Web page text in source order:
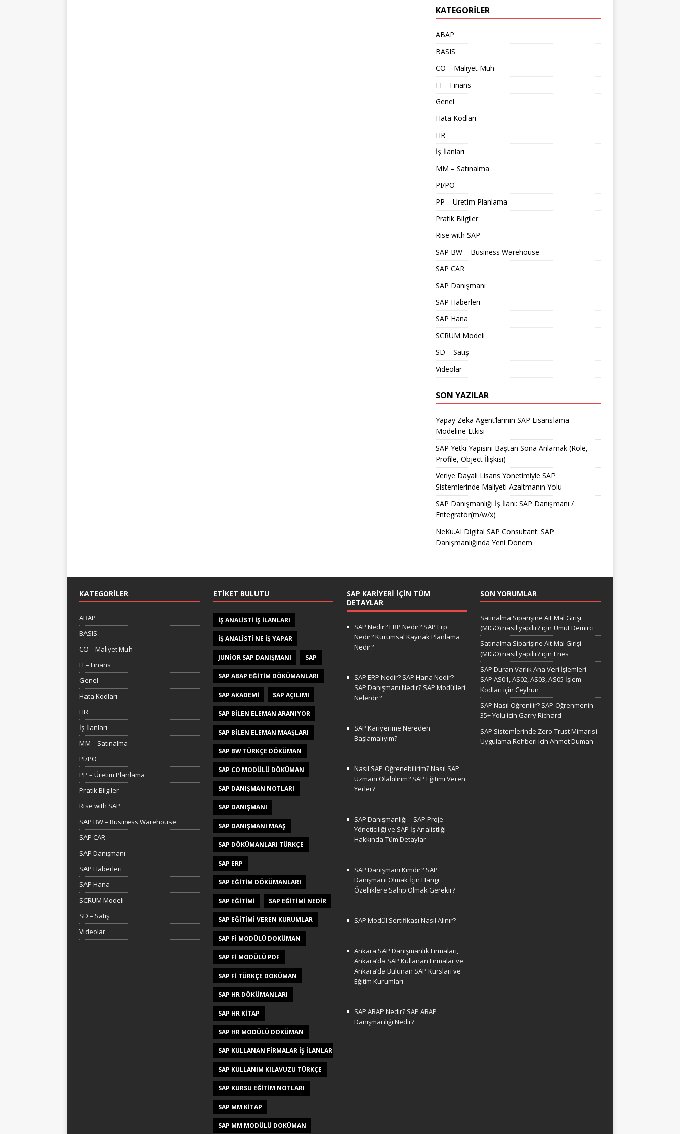
KATEGORILER
ABAP
BASIS
CO – Maliyet Muh
FI – Finans
Genel
Hata Kodları
HR
İş İlanları
MM – Satınalma
PI/PO
PP – Üretim Planlama
Pratik Bilgiler
Rise with SAP
SAP BW – Business Warehouse
SAP CAR
SAP Danışmanı
SAP Haberleri
SAP Hana
SCRUM Modeli
SD – Satış
Videolar
SON YAZILAR
Yapay Zeka Agent’larının SAP Lisanslama
Modeline Etkisi
SAP Yetki Yapısını Baştan Sona Anlamak (Role,
Profile, Object İlişkisi)
Veriye Dayalı Lisans Yönetimiyle SAP
Sistemlerinde Maliyeti Azaltmanın Yolu
SAP Danışmanlığı İş İlanı: SAP Danışmanı /
Entegratör(m/w/x)
NeKu.AI Digital SAP Consultant: SAP
Danışmanlığında Yeni Dönem
KATEGORILER
ABAP
BASIS
CO – Maliyet Muh
FI – Finans
Genel
Hata Kodları
HR
İş İlanları
MM – Satınalma
PI/PO
PP – Üretim Planlama
Pratik Bilgiler
Rise with SAP
SAP BW – Business Warehouse
SAP CAR
SAP Danışmanı
SAP Haberleri
SAP Hana
SCRUM Modeli
SD – Satış
Videolar
ETIKET BULUTU
IŞ ANALISTI IŞ ILANLARI
IŞ ANALISTI NE IŞ YAPAR
JUNIOR SAP DANIŞMANI SAP
SAP ABAP EĞITIM DÖKÜMANLARI
SAP AKADEMI SAP AÇILIMI
SAP BILEN ELEMAN ARANIYOR
SAP BILEN ELEMAN MAAŞLARI
SAP BW TÜRKÇE DÖKÜMAN
SAP CO MODÜLÜ DÖKÜMAN
SAP DANIŞMAN NOTLARI
SAP DANIŞMANI
SAP DANIŞMANI MAAŞ
SAP DÖKÜMANLARI TÜRKÇE
SAP ERP
SAP EĞITIM DÖKÜMANLARI
SAP EĞITIMI SAP EĞITIMI NEDIR
SAP EĞITIMI VEREN KURUMLAR
SAP FI MODÜLÜ DOKÜMAN
SAP FI MODÜLÜ PDF
SAP FI TÜRKÇE DOKÜMAN
SAP HR DÖKÜMANLARI
SAP HR KITAP
SAP HR MODÜLÜ DOKÜMAN
SAP KULLANAN FIRMALAR IŞ ILANLARI
SAP KULLANIM KILAVUZU TÜRKÇE
SAP KURSU EĞITIM NOTLARI
SAP MM KITAP
SAP MM MODÜLÜ DOKÜMAN
SAP KARIYERI İÇIN TÜM
DETAYLAR
SAP Nedir? ERP Nedir? SAP Erp
Nedir? Kurumsal Kaynak Planlama
Nedir?
SAP ERP Nedir? SAP Hana Nedir?
SAP Danışmanı Nedir? SAP Modülleri
Nelerdir?
SAP Kariyerime Nereden
Başlamalıyım?
Nasıl SAP Öğrenebilirim? Nasıl SAP
Uzmanı Olabilirim? SAP Eğitimi Veren
Yerler?
SAP Danışmanlığı – SAP Proje
Yöneticiliği ve SAP İş Analistliği
Hakkında Tüm Detaylar
SAP Danışmanı Kimdir? SAP
Danışmanı Olmak İçin Hangi
Özelliklere Sahip Olmak Gerekir?
SAP Modül Sertifikası Nasıl Alınır?
Ankara SAP Danışmanlık Firmaları,
Ankara’da SAP Kullanan Firmalar ve
Ankara’da Bulunan SAP Kursları ve
Eğitim Kurumları
SAP ABAP Nedir? SAP ABAP
Danışmanlığı Nedir?
SON YORUMLAR
Satınalma Siparişine Ait Mal Girişi
(MIGO) nasıl yapılır?için Umut Demirci
Satınalma Siparişine Ait Mal Girişi
(MIGO) nasıl yapılır?için Enes
SAP Duran Varlık Ana Veri İşlemleri –
SAP AS01, AS02, AS03, AS05 İşlem
Kodları için Ceyhun
SAP Nasıl Öğrenilir? SAP Öğrenmenin
35+ Yolu için Garry Richard
SAP Sistemlerinde Zero Trust Mimarisi
Uygulama Rehberi için Ahmet Duman